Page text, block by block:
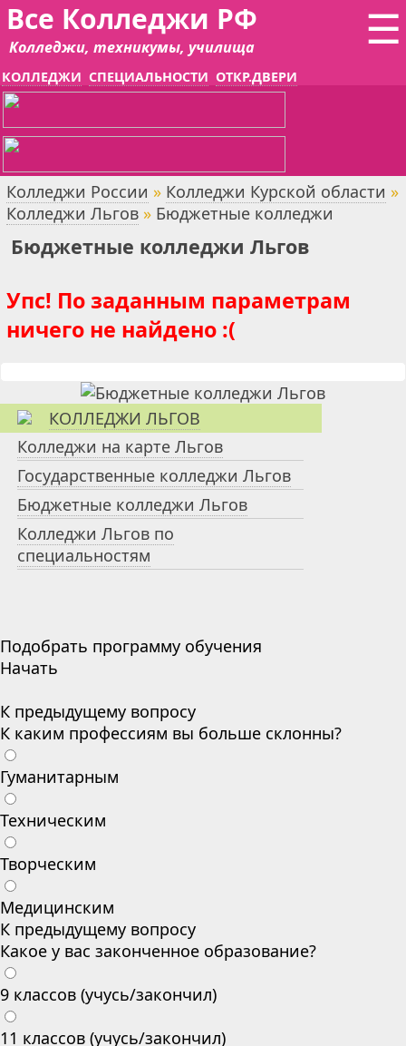
☰
Все Колледжи РФ
Колледжи, техникумы, училища
КОЛЛЕДЖИ СПЕЦИАЛЬНОСТИ ОТКР.ДВЕРИ
Колледжи России » Колледжи Курской области »
Колледжи Льгов » Бюджетные колледжи
Бюджетные колледжи Льгов
Упс! По заданным параметрам
ничего не найдено :(
КОЛЛЕДЖИ ЛЬГОВ
Колледжи на карте Льгов
Государственные колледжи Льгов
Бюджетные колледжи Льгов
Колледжи Льгов по
специальностям
Подобрать программу обучения
Начать
К предыдущему вопросу
К каким профессиям вы больше склонны?
Гуманитарным
Техническим
Творческим
Медицинским
К предыдущему вопросу
Какое у вас законченное образование?
9 классов (учусь/закончил)
11 классов (учусь/закончил)